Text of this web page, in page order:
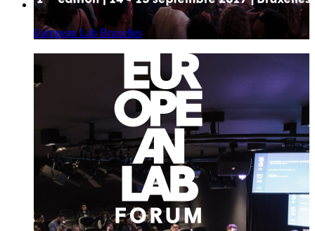
European Lab Bruxelles